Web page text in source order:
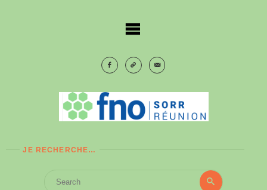
JE RECHERCHE…
Search
Search